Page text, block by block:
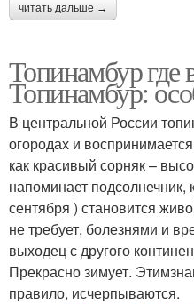
читать дальше →
Топинамбур где
Топинамбур:
В центральной России
огородах и
как красивый сорняк –
напоминает подсолнечник,
сентября ) становится
не требует, болезнями и
выходец с другого
Прекрасно зимует.
правило, исчерпываются.